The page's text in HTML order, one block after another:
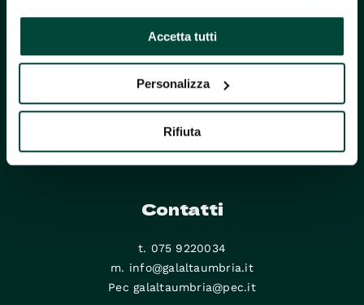
Accetta tutti
Personalizza
Rifiuta
GAL Alta Umbria
Via Michelangelo n. 82
06024 Gubbio (PG)
Contatti
t. 075 9220034
m. info@galaltaumbria.it
Pec galaltaumbria@pec.it